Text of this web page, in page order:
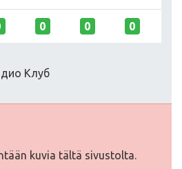
0 0 0
Клуб
kuvia tältä sivustolta.